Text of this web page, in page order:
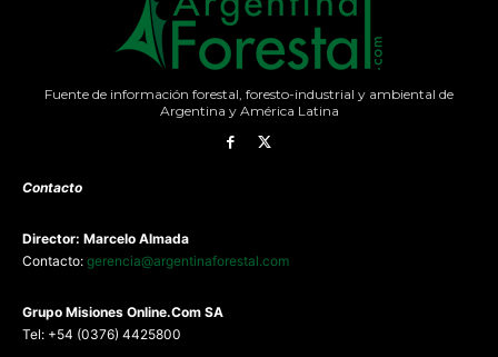
Fuente de información forestal, foresto-industrial y ambiental de
Argentina y América Latina
Contacto
Director: Marcelo Almada
Contacto: gerencia@argentinaforestal.com
Grupo Misiones Online.Com SA
Tel: +54 (0376) 4425800